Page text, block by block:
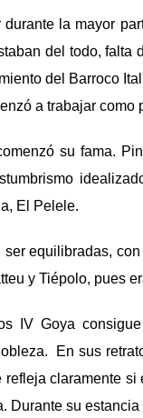
la mayor
del todo, falta
del Barroco
a trabajar como
su fama.
El Pelele.
equilibradas,
y Tiépolo, pues
IV Goya
En sus
claramente
Durante su